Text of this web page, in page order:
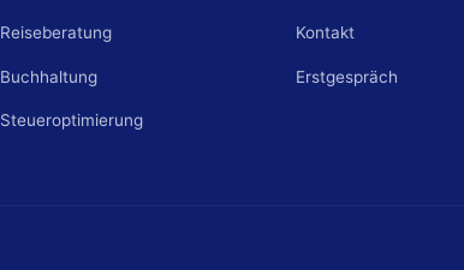
Reiseberatung
Buchhaltung
Steueroptimierung
Kontakt
Erstgespräch